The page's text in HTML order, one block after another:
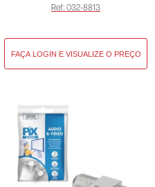
Ref: 032-8813